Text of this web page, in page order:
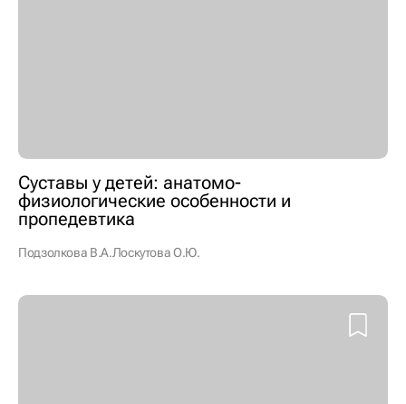
Суставы у детей: анатомо-
физиологические особенности и
пропедевтика
Подзолкова В.А.Лоскутова О.Ю.